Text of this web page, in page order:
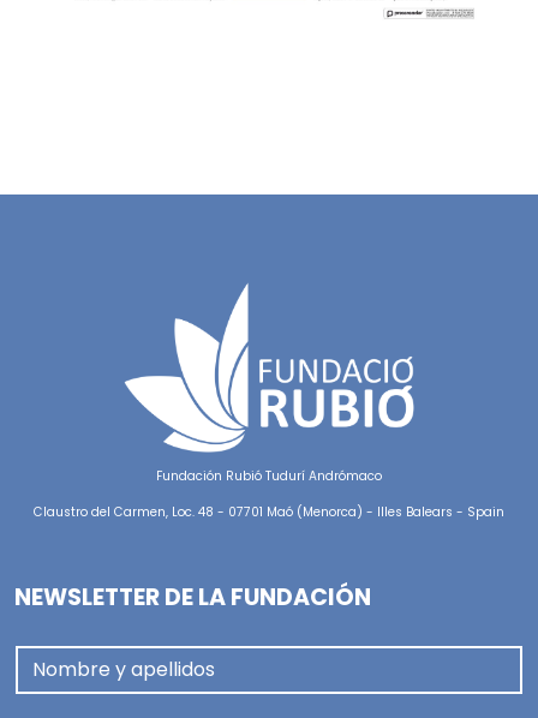
Fundación Rubió Tudurí Andrómaco
Claustro del Carmen, Loc. 48 - 07701 Maó (Menorca) - Illes Balears - Spain
NEWSLETTER DE LA FUNDACIÓN
Nombre y apellidos